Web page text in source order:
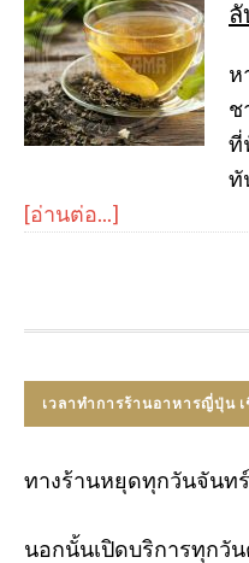
ลั
ห
ช
ที่
ทั
[อ่านต่อ...]
เวลาทำการร้านอาหารญี่ปุ่น เ
ทางร้านหยุดทุกวันจันท
นอกนั้นเปิดบริการทุกวัน